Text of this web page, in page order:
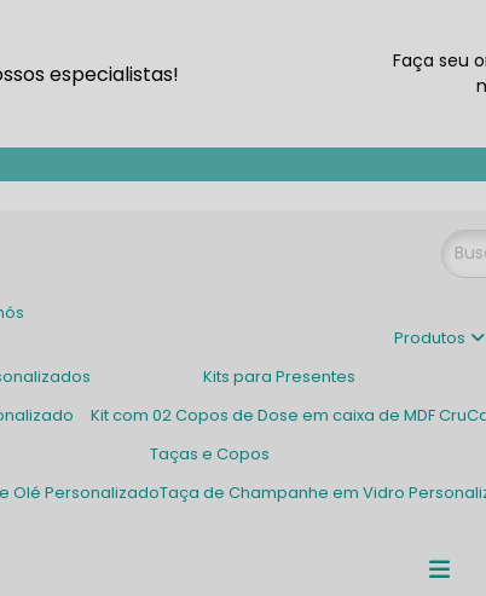
especialistas!
Faça seu
Produtos
Kits para Presentes
Kit com 02 Copos de Dose em caixa de MDF Cru
Taças e Copos
Olé Personalizado Taça de Champanhe em Vidro